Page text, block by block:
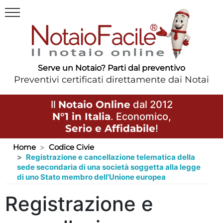
Serve un Notaio? Parti dal preventivo
Preventivi certificati direttamente dai Notai
Il Notaio Online dal 2012
N°1 in Italia. Economico,
Serio e Affidabile!
Home
Codice Civie
Registrazione e cancellazione telematica della
sede secondaria di una società soggetta alla legge
di uno Stato membro dell'Unione europea
Registrazione e